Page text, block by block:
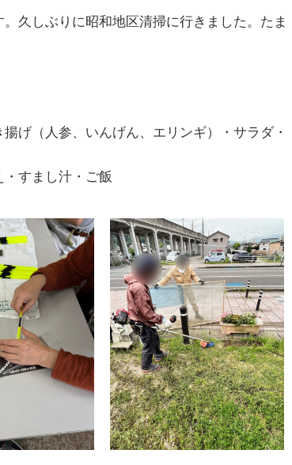
久しぶりに昭和地区清掃に行きました。たま
げ（人参、いんげん、エリンギ）・サラダ・
すまし汁・ご飯